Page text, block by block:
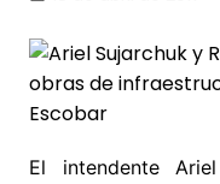
El intendente